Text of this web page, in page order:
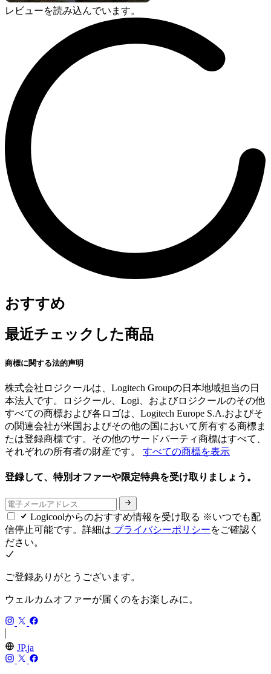
レビューを読み込んでいます。
おすすめ
最近チェックした商品
商標に関する法的声明
株式会社ロジクールは、Logitech Groupの日本地域担当の日
本法人です。ロジクール、Logi、およびロジクールのその他
すべての商標および各ロゴは、Logitech Europe S.A.およびそ
の関連会社が米国およびその他の国において所有する商標ま
たは登録商標です。その他のサードパーティ商標はすべて、
それぞれの所有者の財産です。 すべての商標を表示
登録して、特別オファーや限定特典を受け取りましょう。
Logicoolからのおすすめ情報を受け取る ※いつでも配
信停止可能です。詳細は プライバシーポリシーをご確認く
ださい。
ご登録ありがとうございます。
ウェルカムオファーが届くのをお楽しみに。
JP,ja